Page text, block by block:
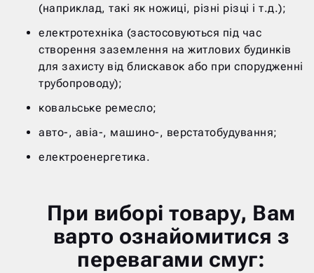
(наприклад, такі як ножиці, різні різці і т.д.);
електротехніка (застосовуються під час
створення заземлення на житлових будинків
для захисту від блискавок або при спорудженні
трубопроводу);
ковальське ремесло;
авто-, авіа-, машино-, верстатобудування;
електроенергетика.
При виборі товару, Вам
варто ознайомитися з
перевагами смуг: